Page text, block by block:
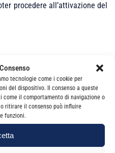
tecnologie come i cookie per
del dispositivo. Il consenso a queste
il comportamento di navigazione o
ritirare il consenso può influire
funzioni.
procedere all’attivazione del
12:30.
più di 15 minuti e possono
per ciascun professionista.